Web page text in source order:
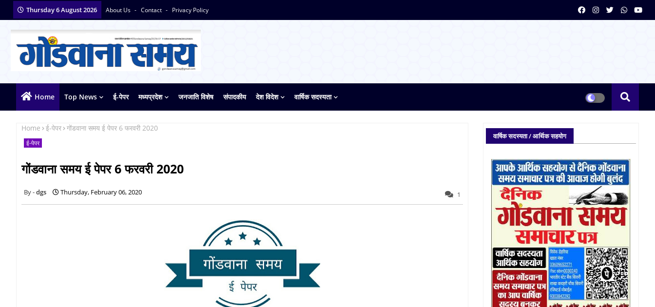
Thursday 6 August 2026 About Us Contact Privacy Policy
Home Top News ई-पेपर मध्यप्रदेश जनजाति विशेष संपादकीय देश विदेश वार्षिक सदस्यता
Home ई-पेपर गोंडवाना समय ई पेपर 6 फरवरी 2020
ई-पेपर
गोंडवाना समय ई पेपर 6 फरवरी 2020
dgs Thursday, February 06, 2020 1
वार्षिक सदस्यता / आर्थिक सहयोग